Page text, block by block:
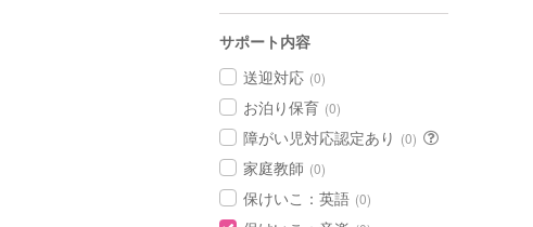
サポート内容
送迎対応 (0)
お泊り保育 (0)
障がい児対応認定あり (0)
家庭教師 (0)
保けいこ：英語 (0)